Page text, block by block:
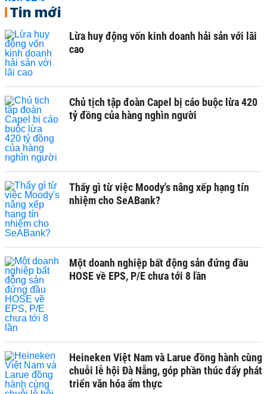
Tin mới
Lừa huy động vốn kinh doanh hải sản với lãi
cao
Chủ tịch tập đoàn Capel bị cáo buộc lừa 420
tỷ đồng của hàng nghìn người
Thấy gì từ việc Moody's nâng xếp hạng tín
nhiệm cho SeABank?
Một doanh nghiệp bất động sản đứng đầu
HOSE về EPS, P/E chưa tới 8 lần
Heineken Việt Nam và Larue đồng hành cùng
chuỗi lễ hội Đà Nẵng, góp phần thúc đẩy phát
triển văn hóa ẩm thực